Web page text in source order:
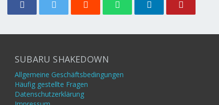
SUBARU SHAKEDOWN
Allgemeine Geschäftsbedingungen
Häufig gestellte Fragen
Datenschutzerklärung